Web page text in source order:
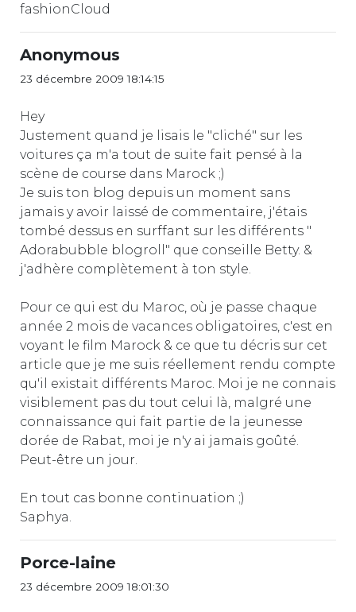
fashionCloud
Anonymous
23 décembre 2009 18:14:15
Hey
Justement quand je lisais le "cliché" sur les
voitures ça m'a tout de suite fait pensé à la
scène de course dans Marock ;)
Je suis ton blog depuis un moment sans
jamais y avoir laissé de commentaire, j'étais
tombé dessus en surffant sur les différents "
Adorabubble blogroll" que conseille Betty. &
j'adhère complètement à ton style.
Pour ce qui est du Maroc, où je passe chaque
année 2 mois de vacances obligatoires, c'est en
voyant le film Marock & ce que tu décris sur cet
article que je me suis réellement rendu compte
qu'il existait différents Maroc. Moi je ne connais
visiblement pas du tout celui là, malgré une
connaissance qui fait partie de la jeunesse
dorée de Rabat, moi je n'y ai jamais goûté.
Peut-être un jour.
En tout cas bonne continuation ;)
Saphya.
Porce-laine
23 décembre 2009 18:01:30